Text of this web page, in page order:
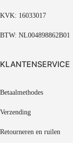
KVK: 16033017
BTW: NL004898862B01
KLANTENSERVICE
Betaalmethodes
Verzending
Retourneren en ruilen